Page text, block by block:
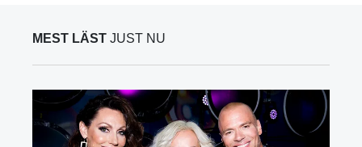
MEST LÄST JUST NU